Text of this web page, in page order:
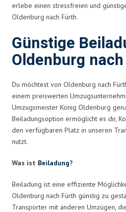
erlebe einen stressfreien und
Oldenburg nach Fürth.
Günstige
Oldenburg
Du möchtest von Oldenburg nach
einem preiswerten
Umzugsmeister König Oldenburg
Beiladungsoption ermöglicht es dir,
den verfügbaren Platz in unseren
nutzt.
Was ist Beiladung?
Beiladung ist eine effiziente
Oldenburg nach Fürth günstig zu
Transporter mit anderen Umzügen,